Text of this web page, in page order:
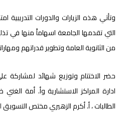
وتأتي هذه الزيارات والدورات التدريبية
التي تقدمها الجامعة اسهاماً منها في
من الثانوية العامة وتطوير قدراتهم
حضر الاختتام وتوزيع شهائد لمشاركة
ادارة المراكز الاستشارية وأ. أمة
الطالبات ، أ. أكرم الزهيري مختص التسويق